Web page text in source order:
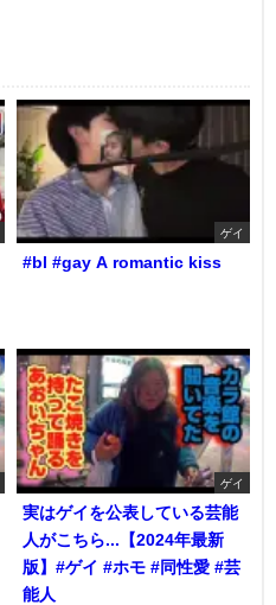
ゲイ
#bl #gay A romantic kiss
ゲイ
実はゲイを公表している芸能
人がこちら...【2024年最新
版】#ゲイ #ホモ #同性愛 #芸
能人